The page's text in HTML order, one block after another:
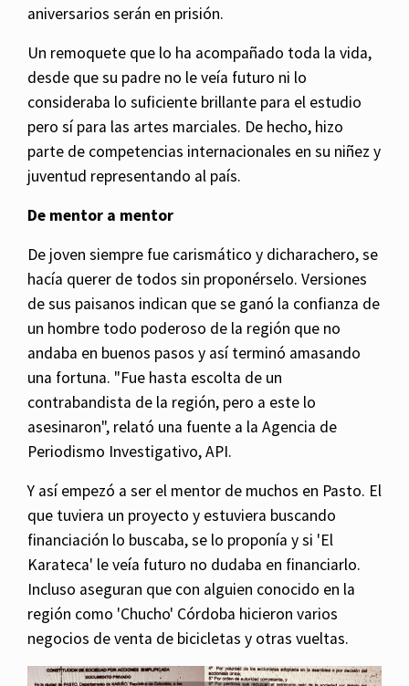
aniversarios serán en prisión.
Un remoquete que lo ha acompañado toda la vida,
desde que su padre no le veía futuro ni lo
consideraba lo suficiente brillante para el estudio
pero sí para las artes marciales. De hecho, hizo
parte de competencias internacionales en su niñez y
juventud representando al país.
De mentor a mentor
De joven siempre fue carismático y dicharachero, se
hacía querer de todos sin proponérselo. Versiones
de sus paisanos indican que se ganó la confianza de
un hombre todo poderoso de la región que no
andaba en buenos pasos y así terminó amasando
una fortuna. "Fue hasta escolta de un
contrabandista de la región, pero a este lo
asesinaron", relató una fuente a la Agencia de
Periodismo Investigativo, API.
Y así empezó a ser el mentor de muchos en Pasto. El
que tuviera un proyecto y estuviera buscando
financiación lo buscaba, se lo proponía y si 'El
Karateca' le veía futuro no dudaba en financiarlo.
Incluso aseguran que con alguien conocido en la
región como 'Chucho' Córdoba hicieron varios
negocios de venta de bicicletas y otras vueltas.